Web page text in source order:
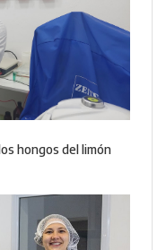
hongos del limón